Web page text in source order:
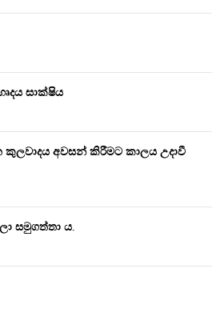
සාක්ෂිය
කුලවාදය අවසන් කිරීමට කාලය උදාවී
සමුගත්තා ය.